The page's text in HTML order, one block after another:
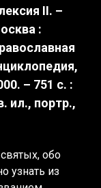
II. –
:
– 751 с. :
ил., портр.,
обо
узнать из